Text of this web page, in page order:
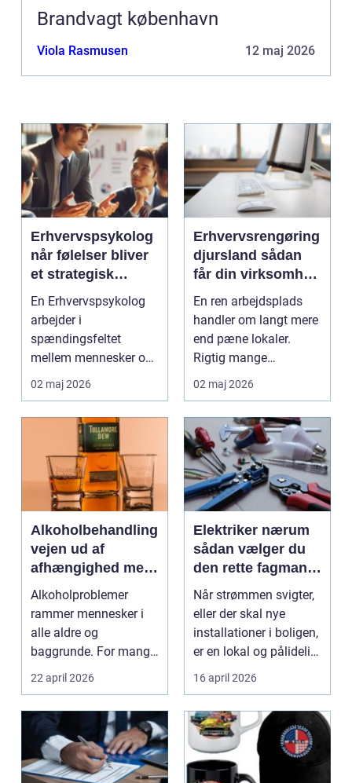
Brandvagt københavn
Viola Rasmusen 12 maj 2026
Erhvervspsykolog
når følelser bliver
et strategisk
værktøj i
arbejdslivet
En Erhvervspsykolog
arbejder i
spændingsfeltet
mellem mennesker og
forretning. Fokus er
ikke kun på ...
02 maj 2026
Erhvervsrengøring
djursland sådan
får din virksomhed
mest muligt ud af
rengøringen
En ren arbejdsplads
handler om langt mere
end pæne lokaler.
Rigtig mange
virksomheder på
Djursland o...
02 maj 2026
Alkoholbehandling
vejen ud af
afhængighed med
professionel støtte
Alkoholproblemer
rammer mennesker i
alle aldre og
baggrunde. For mange
starter det med
hyggedrik på ...
22 april 2026
Elektriker nærum
sådan vælger du
den rette fagmand
til dine el-opgaver
Når strømmen svigter,
eller der skal nye
installationer i boligen,
er en lokal og pålidelig
elektrik...
16 april 2026